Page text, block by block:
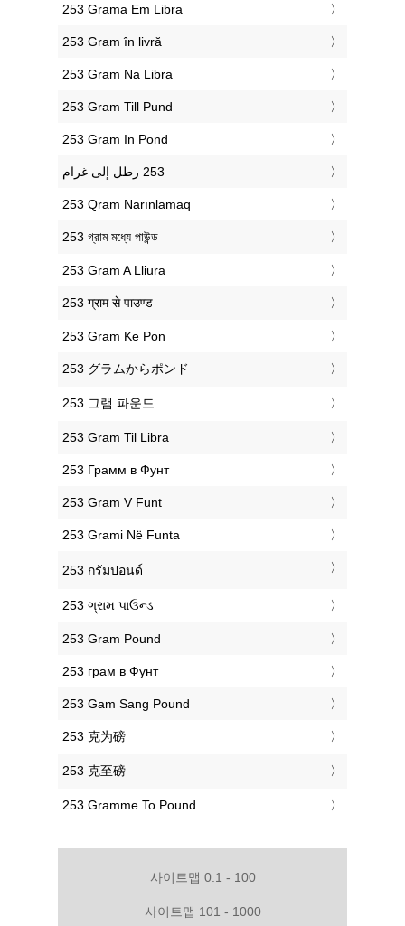
‎253 Grama Em Libra
‎253 Gram în livră
‎253 Gram Na Libra
‎253 Gram Till Pund
‎253 Gram In Pond
‎253 Qram Narınlamaq
‎253 গ্রাম মধ্যে পাউন্ড
‎253 Gram A Lliura
‎253 ग्राम से पाउण्ड
‎253 Gram Ke Pon
‎253 グラムからポンド
‎253 그램 파운드
‎253 Gram Til Libra
‎253 Грамм в Фунт
‎253 Gram V Funt
‎253 Grami Në Funta
‎253 กรัมปอนด์
‎253 ગ્રામ પાઉન્ડ
‎253 Gram Pound
‎253 грам в Фунт
‎253 Gam Sang Pound
‎253 克为磅
‎253 克至磅
‎253 Gramme To Pound
사이트맵 0.1 - 100
사이트맵 101 - 1000